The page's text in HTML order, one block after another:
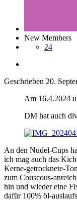
New Members
24
Geschrieben 20.
Am 16.4.2024
DM hat auch
An den Nudel-Cups
ich mag auch das
Kerne-getrocknete-
zum Couscous-
hin und wieder eine
dafür 100% öl-